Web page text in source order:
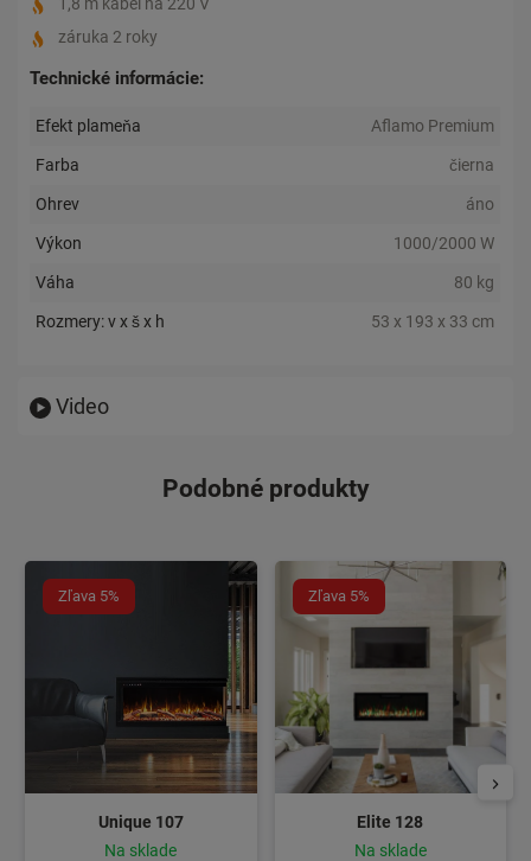
1,8 m kábel na 220 V
záruka 2 roky
Technické informácie:
Efekt plameňa Aflamo Premium
Farba čierna
Ohrev áno
Výkon 1000/2000 W
Váha 80 kg
Rozmery: v x š x h 53 x 193 x 33 cm
Video
Podobné produkty
Zľava 5%
Unique 107
Na sklade
Zľava 5%
Elite 128
Na sklade